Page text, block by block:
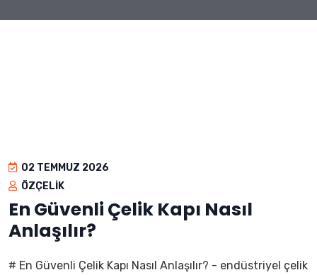
02 TEMMUZ 2026
ÖZÇELIK
En Güvenli Çelik Kapı Nasıl
Anlaşılır?
# En Güvenli Çelik Kapı Nasıl Anlaşılır? - endüstriyel çelik